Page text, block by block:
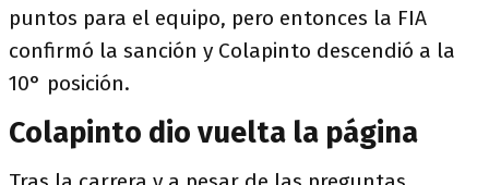
puntos para el equipo, pero entonces la FIA
confirmó la sanción y Colapinto descendió a la
10° posición.
Colapinto dio vuelta la página